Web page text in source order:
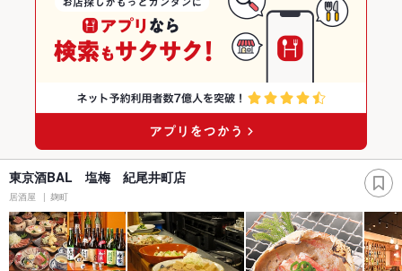
東京酒BAL 塩梅 紀尾井町店
居酒屋 麹町